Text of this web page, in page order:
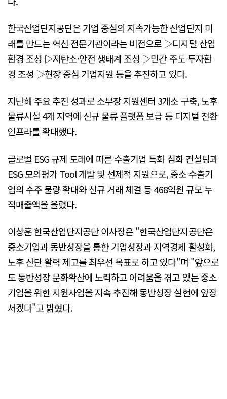
한국산업단지공단은 기업 중심의 지속가능한 산업단지 미
래를 만드는 혁신 전문기관이라는 비전으로 ▷디지털 산업
환경 조성 ▷저탄소·안전 생태계 조성 ▷민간 주도 투자환
경 조성 ▷현장 중심 기업지원 등을 추진하고 있다.
지난해 주요 추진 성과로 소부장 지원센터 3개소 구축, 노후
물류시설 4개 지역에 신규 물류 플랫폼 보급 등 디지털 전환
인프라를 확대했다.
글로벌 ESG 규제 도래에 따른 수출기업 특화 심화 컨설팅과
ESG 모의평가 Tool 개발 및 선제적 지원으로, 중소 수출기
업의 수주 물량 확대와 신규 거래 체결 등 468억원 규모 누
적매출액을 올렸다.
이상훈 한국산업단지공단 이사장은 "한국산업단지공단은
중소기업과 동반성장을 통한 기업성장과 지역경제 활성화,
노후 산단 활력 제고를 최우선 목표로 하고 있다"며 "앞으로
도 동반성장 문화확산에 노력하고 어려움을 겪고 있는 중소
기업을 위한 지원사업을 지속 추진해 동반성장 실현에 앞장
서겠다"고 밝혔다.